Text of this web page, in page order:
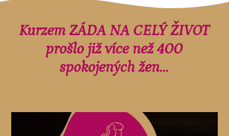
Kurzem ZÁDA NA CELÝ ŽIVOT
prošlo již více než 400
spokojených žen...